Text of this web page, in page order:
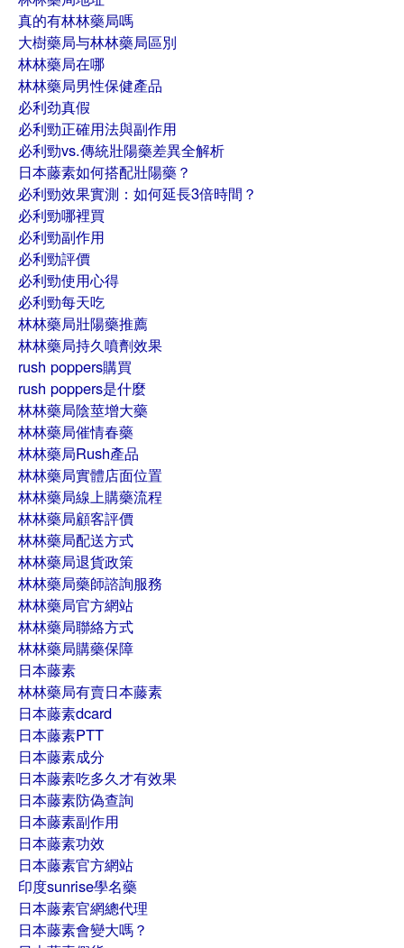
真的有林林藥局嗎
大樹藥局与林林藥局區別
林林藥局在哪
林林藥局男性保健產品
必利劲真假
必利勁正確用法與副作用
必利勁vs.傳統壯陽藥差異全解析
日本藤素如何搭配壯陽藥？
必利勁效果實測：如何延長3倍時間？
必利勁哪裡買
必利勁副作用
必利勁評價
必利勁使用心得
必利勁每天吃
林林藥局壯陽藥推薦
林林藥局持久噴劑效果
rush poppers購買
rush poppers是什麼
林林藥局陰莖增大藥
林林藥局催情春藥
林林藥局Rush產品
林林藥局實體店面位置
林林藥局線上購藥流程
林林藥局顧客評價
林林藥局配送方式
林林藥局退貨政策
林林藥局藥師諮詢服務
林林藥局官方網站
林林藥局聯絡方式
林林藥局購藥保障
日本藤素
林林藥局有賣日本藤素
日本藤素dcard
日本藤素PTT
日本藤素成分
日本藤素吃多久才有效果
日本藤素防偽查詢
日本藤素副作用
日本藤素功效
日本藤素官方網站
印度sunrise學名藥
日本藤素官網總代理
日本藤素會變大嗎？